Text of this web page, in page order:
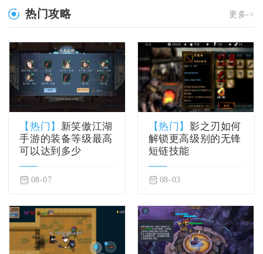
热门攻略 更多->
【热门】 新笑傲江湖
手游的装备等级最高
可以达到多少
08-07
【热门】影之刃如何
解锁更高级别的无锋
短链技能
08-03